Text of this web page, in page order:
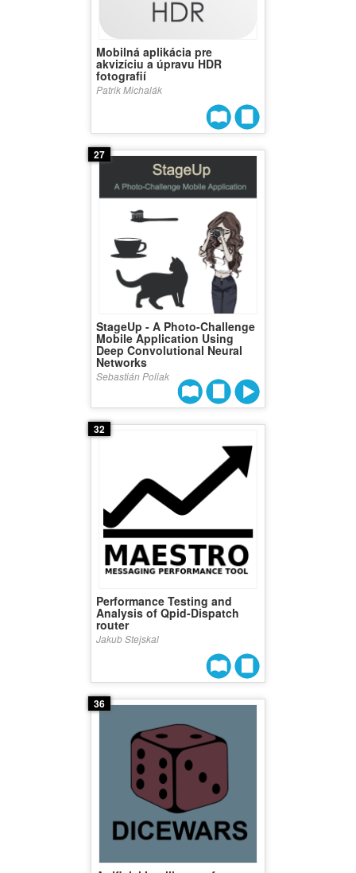
Mobilná aplikácia pre
akvizíciu a úpravu HDR
fotografií
Patrik Michalák
27
StageUp - A Photo-Challenge
Mobile Application Using
Deep Convolutional Neural
Networks
Sebastián Poliak
32
Performance Testing and
Analysis of Qpid-Dispatch
router
Jakub Stejskal
36